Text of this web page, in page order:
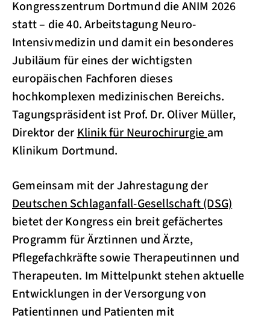
Kongresszentrum Dortmund die ANIM 2026
statt – die 40. Arbeitstagung Neuro-
Intensivmedizin und damit ein besonderes
Jubiläum für eines der wichtigsten
europäischen Fachforen dieses
hochkomplexen medizinischen Bereichs.
Tagungspräsident ist Prof. Dr. Oliver Müller,
Direktor derKlinik für Neurochirurgieam
Klinikum Dortmund.
Gemeinsam mit der Jahrestagung der
Deutschen Schlaganfall-Gesellschaft (DSG)
bietet der Kongress ein breit gefächertes
Programm für Ärztinnen und Ärzte,
Pflegefachkräfte sowie Therapeutinnen und
Therapeuten. Im Mittelpunkt stehen aktuelle
Entwicklungen in der Versorgung von
Patientinnen und Patienten mit